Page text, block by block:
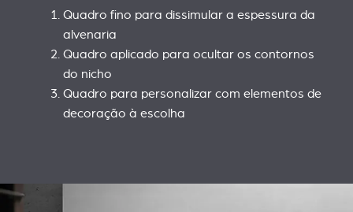
Quadro fino para dissimular a espessura da
alvenaria
Quadro aplicado para ocultar os contornos
do nicho
Quadro para personalizar com elementos de
decoração à escolha